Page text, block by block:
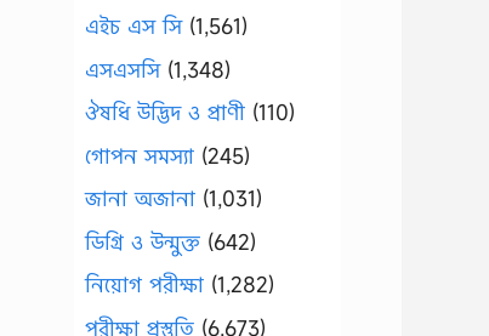
এইচ এস সি(1,561)
এসএসসি(1,348)
ঔষধি উদ্ভিদ ও প্রাণী (110)
গোপন সমস্যা (245)
জানা অজানা (1,031)
ডিগ্রি ও উন্মুক্ত (642)
নিয়োগ পরীক্ষা (1,282)
পরীক্ষা প্রস্তুতি (6,673)